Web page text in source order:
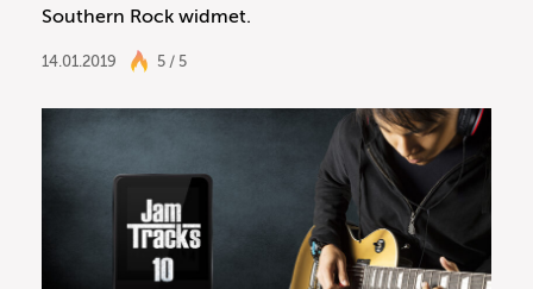
Southern Rock widmet.
14.01.2019 5 / 5